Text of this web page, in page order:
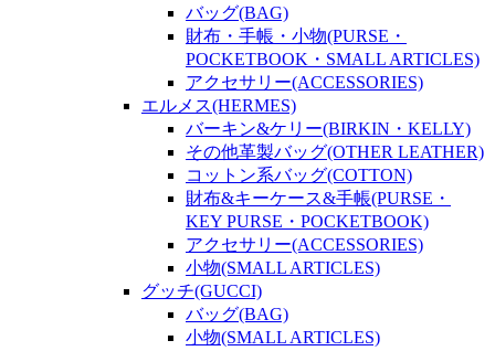
バッグ(BAG)
財布・手帳・小物(PURSE・
POCKETBOOK・SMALL ARTICLES)
アクセサリー(ACCESSORIES)
エルメス(HERMES)
バーキン&ケリー(BIRKIN・KELLY)
その他革製バッグ(OTHER LEATHER)
コットン系バッグ(COTTON)
財布&キーケース&手帳(PURSE・
KEY PURSE・POCKETBOOK)
アクセサリー(ACCESSORIES)
小物(SMALL ARTICLES)
グッチ(GUCCI)
バッグ(BAG)
小物(SMALL ARTICLES)